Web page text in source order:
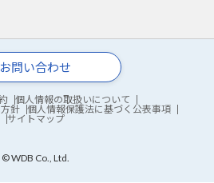
お問い合わせ
個人情報の取扱いについて
針
個人情報保護法に基づく公表事項
サイトマップ
© WDB Co., Ltd.